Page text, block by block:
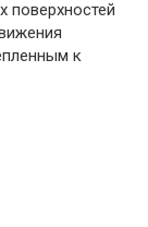
поверхностей
к